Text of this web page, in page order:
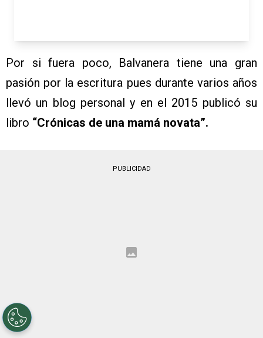
Por si fuera poco, Balvanera tiene una gran
pasión por la escritura pues durante varios años
llevó un blog personal y en el 2015 publicó su
libro “Crónicas de una mamá novata”.
PUBLICIDAD